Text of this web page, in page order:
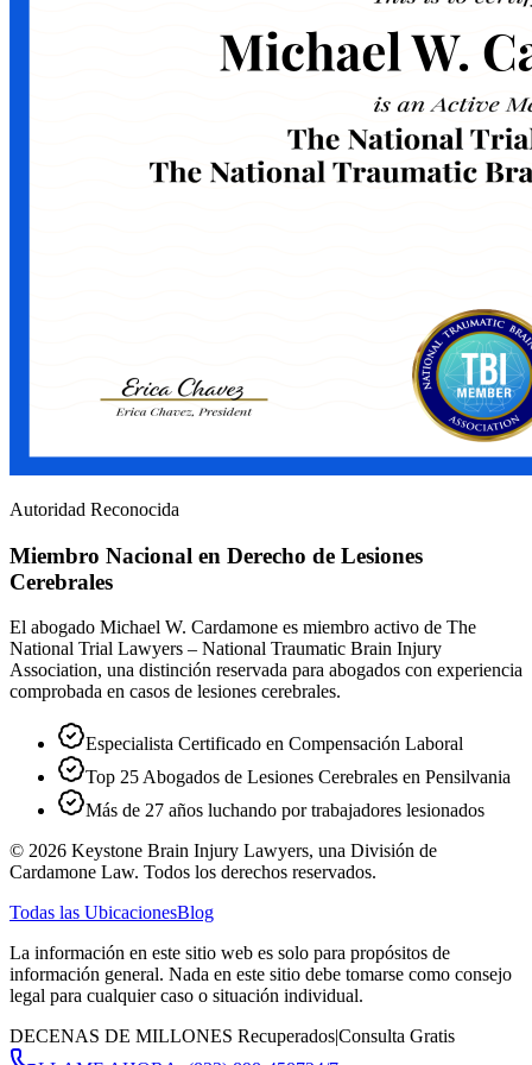
Autoridad Reconocida
Miembro Nacional en Derecho de Lesiones
Cerebrales
El abogado Michael W. Cardamone es miembro activo de The
National Trial Lawyers – National Traumatic Brain Injury
Association, una distinción reservada para abogados con experiencia
comprobada en casos de lesiones cerebrales.
Especialista Certificado en Compensación Laboral
Top 25 Abogados de Lesiones Cerebrales en Pensilvania
Más de 27 años luchando por trabajadores lesionados
© 2026 Keystone Brain Injury Lawyers, una División de
Cardamone Law. Todos los derechos reservados.
Todas las UbicacionesBlog
La información en este sitio web es solo para propósitos de
información general. Nada en este sitio debe tomarse como consejo
legal para cualquier caso o situación individual.
DECENAS DE MILLONES Recuperados|Consulta Gratis